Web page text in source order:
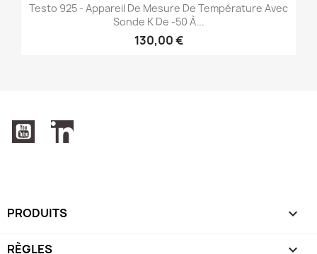
Testo 925 - Appareil De Mesure De Température Avec
Sonde K De -50 À...
130,00 €
YouTubeLinkedIn
PRODUITS 
RÈGLES 